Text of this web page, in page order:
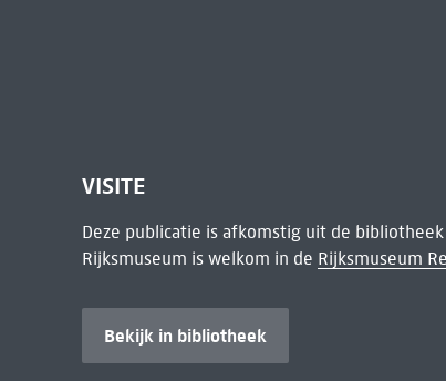
VISITE
Deze publicatie is afkomstig uit de
Rijksmuseum is welkom in de Rijksmuseum
Bekijk in bibliotheek